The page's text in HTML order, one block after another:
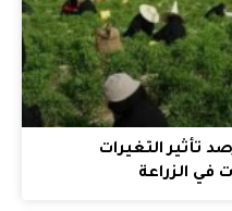
تأثير التغيرات
في الزراعة